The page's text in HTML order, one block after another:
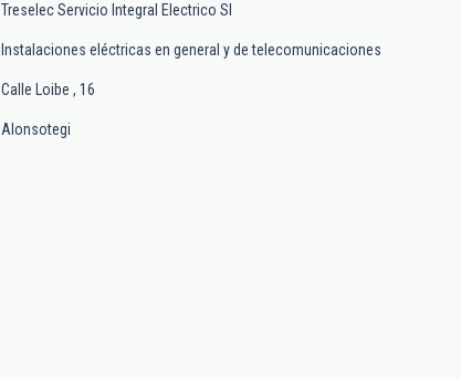
Treselec Servicio Integral Electrico Sl
Instalaciones eléctricas en general y de telecomunicaciones
Calle Loibe , 16
Alonsotegi